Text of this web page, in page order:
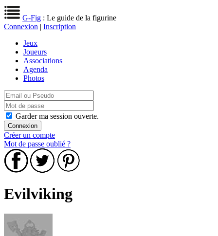
G-Fig : Le guide de la figurine
Connexion | Inscription
Jeux
Joueurs
Associations
Agenda
Photos
Garder ma session ouverte.
Créer un compte
Mot de passe oublié ?
Evilviking